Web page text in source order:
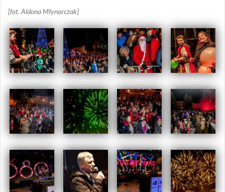
[fot. Aldona Młynarczak]